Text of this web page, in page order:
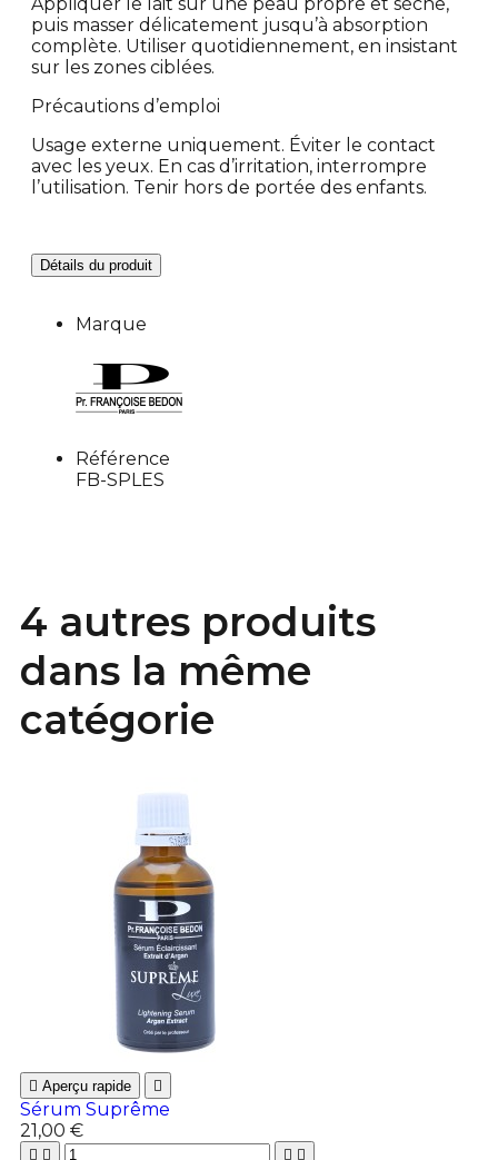
puis masser délicatement jusqu’à absorption
complète. Utiliser quotidiennement, en insistant
sur les zones ciblées.
Précautions d’emploi
Usage externe uniquement. Éviter le contact
avec les yeux. En cas d’irritation, interrompre
l’utilisation. Tenir hors de portée des enfants.
Détails du produit
Marque
Référence
FB-SPLES
4 autres produits
dans la même
catégorie
 Aperçu rapide 
Sérum Suprême
21,00 €
   